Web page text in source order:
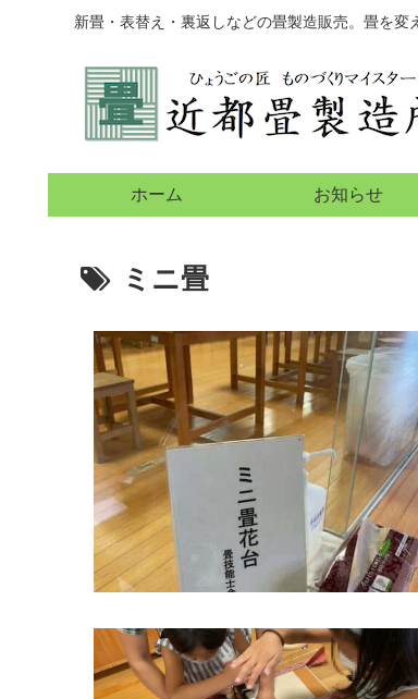
新畳・表替え・裏返しなどの畳製造販売。畳を
ホーム お知らせ
ミニ畳